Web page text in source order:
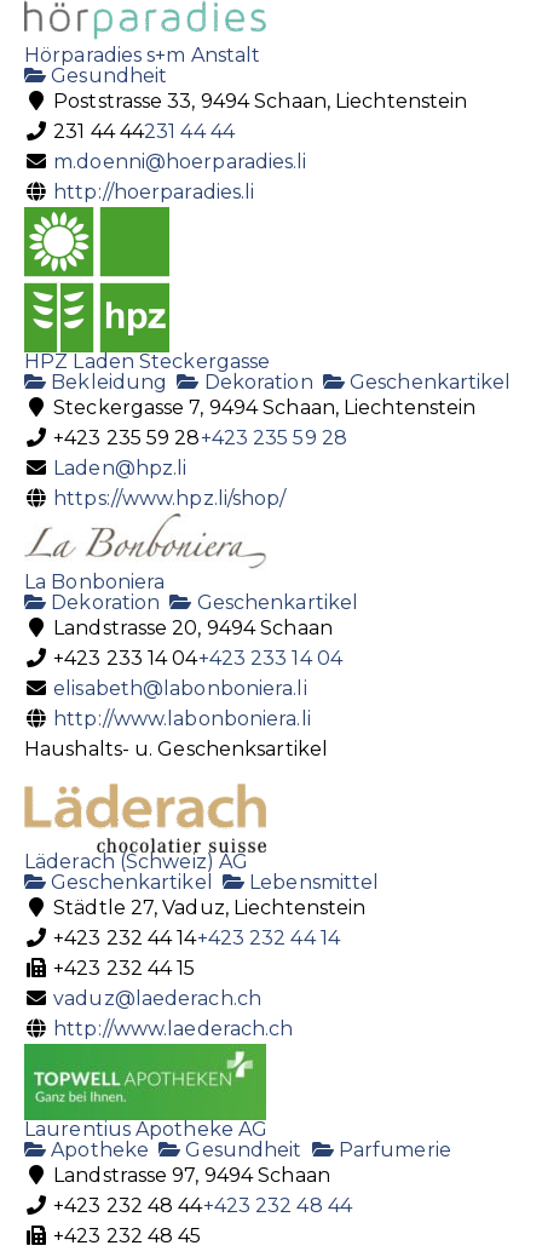
Hörparadies s+m Anstalt
Gesundheit
Poststrasse 33, 9494 Schaan, Liechtenstein
231 44 44231 44 44
m.doenni@hoerparadies.li
http://hoerparadies.li
HPZ Laden Steckergasse
Bekleidung
Dekoration
Geschenkartikel
Steckergasse 7, 9494 Schaan, Liechtenstein
+423 235 59 28+423 235 59 28
Laden@hpz.li
https://www.hpz.li/shop/
La Bonboniera
Dekoration
Geschenkartikel
Landstrasse 20, 9494 Schaan
+423 233 14 04+423 233 14 04
elisabeth@labonboniera.li
http://www.labonboniera.li
Haushalts- u. Geschenksartikel
Läderach (Schweiz) AG
Geschenkartikel
Lebensmittel
Städtle 27, Vaduz, Liechtenstein
+423 232 44 14+423 232 44 14
+423 232 44 15
vaduz@laederach.ch
http://www.laederach.ch
Laurentius Apotheke AG
Apotheke
Gesundheit
Parfumerie
Landstrasse 97, 9494 Schaan
+423 232 48 44+423 232 48 44
+423 232 48 45